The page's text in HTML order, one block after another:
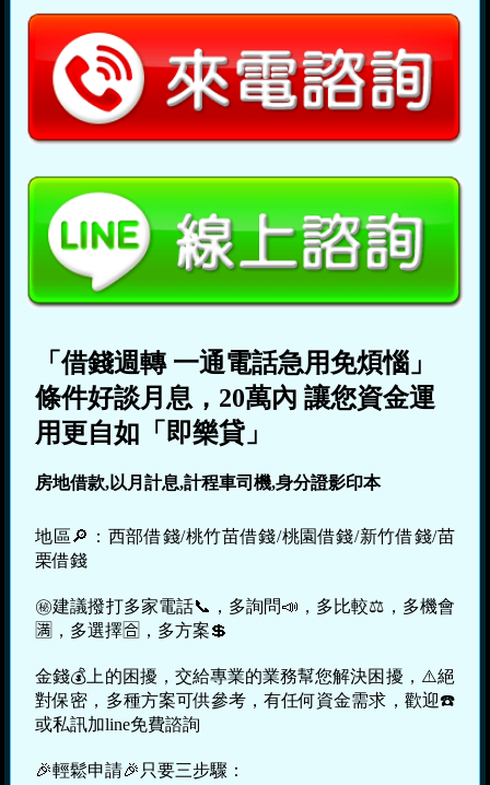
「借錢週轉 一通電話急用免煩惱」
條件好談月息，20萬內 讓您資金運
用更自如「即樂貸」
房地借款,以月計息,計程車司機,身分證影印本
地區🔎：西部借錢/桃竹苗借錢/桃園借錢/新竹借錢/苗
栗借錢
㊙建議撥打多家電話📞，多詢問📣，多比較⚖，多機會
🈵，多選擇🈴，多方案💲
金錢💰上的困擾，交給專業的業務幫您解決困擾，⚠️絕
對保密，多種方案可供參考，有任何資金需求，歡迎☎️
或私訊加line免費諮詢
🎉輕鬆申請🎉只要三步驟：